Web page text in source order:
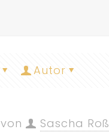
Autor
von Sascha